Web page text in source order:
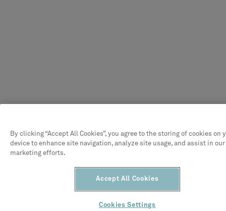
By clicking “Accept All Cookies”, you agree to the storing of cookies on
device to enhance site navigation, analyze site usage, and assist in our
marketing efforts.
Accept All Cookies
Cookies Settings